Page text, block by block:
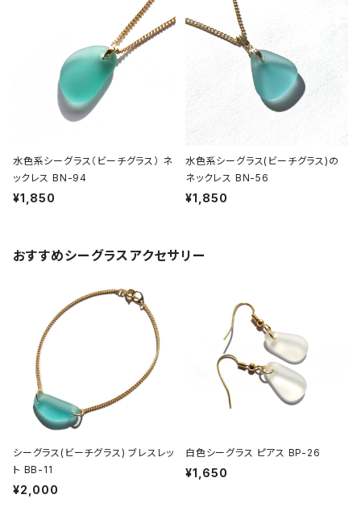
水色系シーグラス（ビーチグラス） ネ
ックレス BN-94
¥1,850
水色系シーグラス(ビーチグラス)の
ネックレス BN-56
¥1,850
おすすめシーグラスアクセサリー
シーグラス(ビーチグラス) ブレスレッ
ト BB-11
¥2,000
白色シーグラス ピアス BP-26
¥1,650